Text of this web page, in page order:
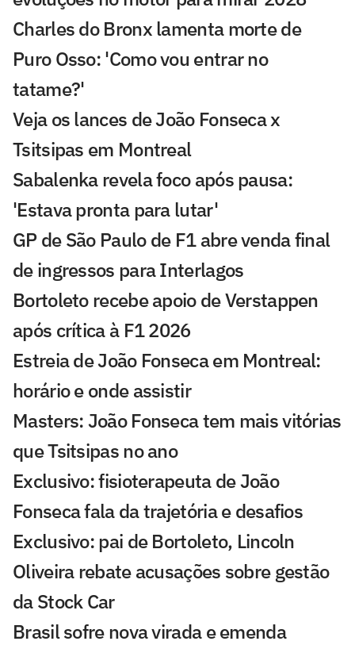
Charles do Bronx lamenta morte de
Puro Osso: 'Como vou entrar no
tatame?'
Veja os lances de João Fonseca x
Tsitsipas em Montreal
Sabalenka revela foco após pausa:
'Estava pronta para lutar'
GP de São Paulo de F1 abre venda final
de ingressos para Interlagos
Bortoleto recebe apoio de Verstappen
após crítica à F1 2026
Estreia de João Fonseca em Montreal:
horário e onde assistir
Masters: João Fonseca tem mais vitórias
que Tsitsipas no ano
Exclusivo: fisioterapeuta de João
Fonseca fala da trajetória e desafios
Exclusivo: pai de Bortoleto, Lincoln
Oliveira rebate acusações sobre gestão
da Stock Car
Brasil sofre nova virada e emenda